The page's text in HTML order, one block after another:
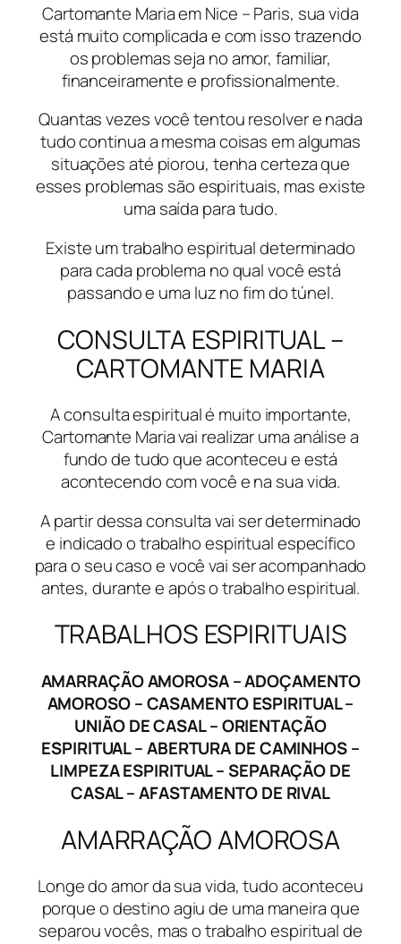
Cartomante Maria em Nice – Paris, sua vida
está muito complicada e com isso trazendo
os problemas seja no amor, familiar,
financeiramente e profissionalmente.
Quantas vezes você tentou resolver e nada
tudo continua a mesma coisas em algumas
situações até piorou, tenha certeza que
esses problemas são espirituais, mas existe
uma saída para tudo.
Existe um trabalho espiritual determinado
para cada problema no qual você está
passando e uma luz no fim do túnel.
CONSULTA ESPIRITUAL –
CARTOMANTE MARIA
A consulta espiritual é muito importante,
Cartomante Maria vai realizar uma análise a
fundo de tudo que aconteceu e está
acontecendo com você e na sua vida.
A partir dessa consulta vai ser determinado
e indicado o trabalho espiritual específico
para o seu caso e você vai ser acompanhado
antes, durante e após o trabalho espiritual.
TRABALHOS ESPIRITUAIS
AMARRAÇÃO AMOROSA – ADOÇAMENTO
AMOROSO – CASAMENTO ESPIRITUAL –
UNIÃO DE CASAL – ORIENTAÇÃO
ESPIRITUAL – ABERTURA DE CAMINHOS –
LIMPEZA ESPIRITUAL – SEPARAÇÃO DE
CASAL – AFASTAMENTO DE RIVAL
AMARRAÇÃO AMOROSA
Longe do amor da sua vida, tudo aconteceu
porque o destino agiu de uma maneira que
separou vocês, mas o trabalho espiritual de